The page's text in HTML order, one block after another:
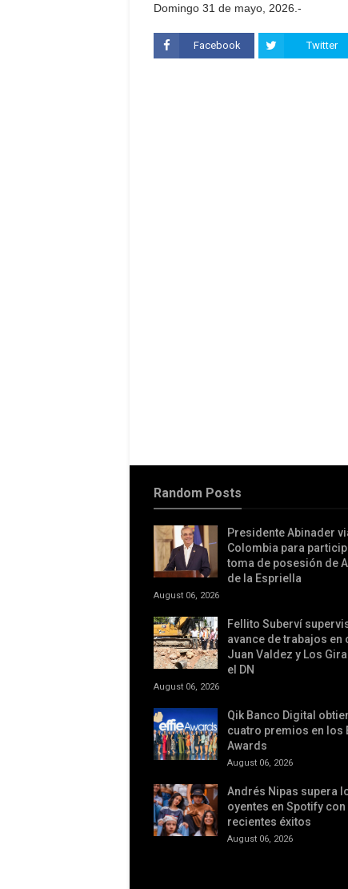
Domingo 31 de mayo, 2026.-
Facebook Twitter
Random Posts
Presidente Abinader
Colombia para
toma de posesión de
de la Espriella
August 06, 2026
Fellito Suberví
avance de trabajos en
Juan Valdez y Los
el DN
August 06, 2026
Qik Banco Digital
cuatro premios en los
Awards
August 06, 2026
Andrés Nipas supera
oyentes en Spotify
recientes éxitos
August 06, 2026